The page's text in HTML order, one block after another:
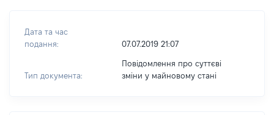
Дата та час
подання:
07.07.2019 21:07
Тип документа:
Повідомлення про суттєві
зміни y майновому стані